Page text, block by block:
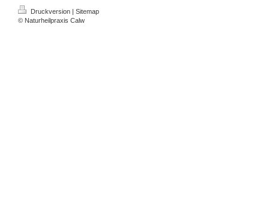
Druckversion | Sitemap
© Naturheilpraxis Calw